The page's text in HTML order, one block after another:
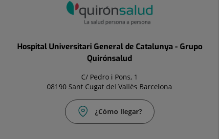
Hospital Universitari General de Catalunya - Grupo
Quirónsalud
C/ Pedro i Pons, 1
08190 Sant Cugat del Vallès Barcelona
¿Cómo llegar?